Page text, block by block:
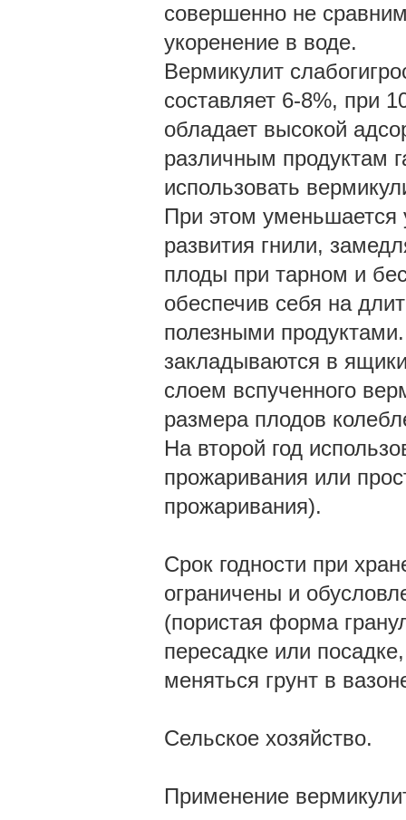
совершенно не
укоренение в воде.
Вермикулит
составляет 6-8%, при
обладает высокой
различным продуктам
использовать
При этом уменьшается
развития гнили,
плоды при тарном и
обеспечив себя на
полезными
закладываются в
слоем вспученного
размера плодов
На второй год
прожаривания или
прожаривания).
Срок годности при
ограничены и
(пористая форма
пересадке или
меняться грунт в
Сельское хозяйство.
Применение